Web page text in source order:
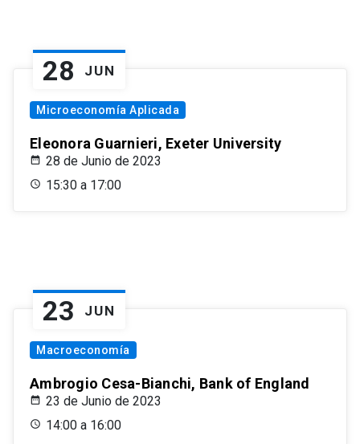
28 JUN
Microeconomía Aplicada
Eleonora Guarnieri, Exeter University
28 de Junio de 2023
15:30 a 17:00
23 JUN
Macroeconomía
Ambrogio Cesa-Bianchi, Bank of England
23 de Junio de 2023
14:00 a 16:00